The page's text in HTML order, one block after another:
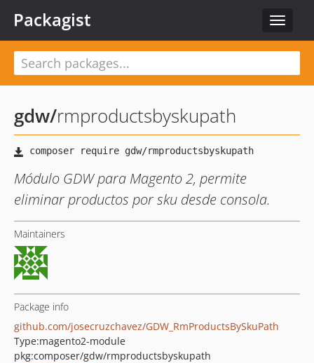
Toggle
Packagist
gdw/rmproductsbyskupath
Módulo GDW para Magento 2, permite
eliminar productos por sku desde consola.
Maintainers
Package info
github.com/josecruzchavez/GDW_RmProductsBySkuPath
Type:magento2-module
pkg:composer/gdw/rmproductsbyskupath